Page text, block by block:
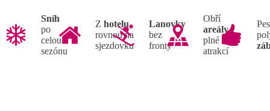
Sníh
po
celou
sezónu
Z hotelu
rovnou na
sjezdovku
Lanovky
bez
fronty
Obří
areály
plné
atrakcí